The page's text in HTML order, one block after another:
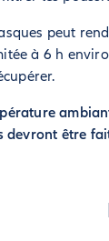
peut
à 6 h
devront être